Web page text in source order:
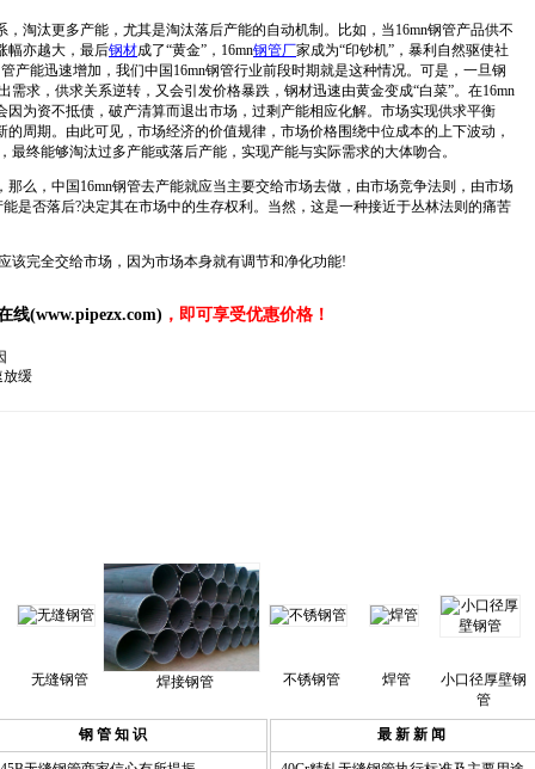
淘汰更多产能，尤其是淘汰落后产能的自动机制。比如，当16mn钢管产品供不
幅亦越大，最后钢材成了“黄金”，16mn钢管厂家成为“印钞机”，暴利自然驱使社
产能迅速增加，我们中国16mn钢管行业前段时期就是这种情况。可是，一旦钢
需求，供求关系逆转，又会引发价格暴跌，钢材迅速由黄金变成“白菜”。在16mn
为资不抵债，破产清算而退出市场，过剩产能相应化解。市场实现供求平衡
周期。由此可见，市场经济的价值规律，市场价格围绕中位成本的上下波动，
终能够淘汰过多产能或落后产能，实现产能与实际需求的大体吻合。
，中国16mn钢管去产能就应当主要交给市场去做，由市场竞争法则，由市场
是否落后?决定其在市场中的生存权利。当然，这是一种接近于丛林法则的痛苦
完全交给市场，因为市场本身就有调节和净化功能!
线(www.pipezx.com) ，即可享受优惠价格！
放缓
无缝钢管 焊接钢管 不锈钢管 焊管
小口径厚壁钢
管
钢 管 知 识 最 新 新 闻